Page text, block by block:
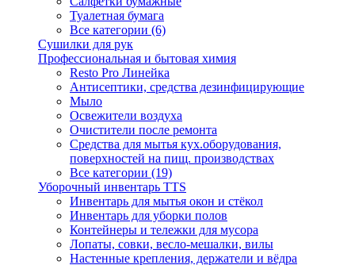
Туалетная бумага
Все категории (6)
Сушилки для рук
Профессиональная и бытовая химия
Resto Pro Линейка
Антисептики, средства дезинфицирующие
Мыло
Освежители воздуха
Очистители после ремонта
Средства для мытья кух.оборудования,
поверхностей на пищ. производствах
Все категории (19)
Уборочный инвентарь TTS
Инвентарь для мытья окон и стёкол
Инвентарь для уборки полов
Контейнеры и тележки для мусора
Лопаты, совки, весло-мешалки, вилы
Настенные крепления, держатели и вёдра